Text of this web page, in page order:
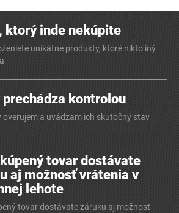
ktorý inde nekúpite
unikátne produkty, ktoré nikto iný
prechádza kontrolou
overujem a uvádzam ich skutočný stav
tovar dostávate
aj možnosť vrátenia v
lehote
tovar dostávate záruku aj možnosť